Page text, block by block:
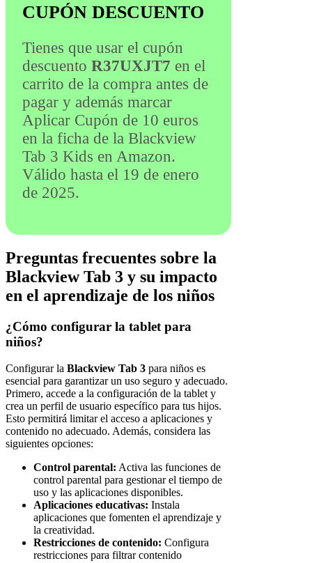
CUPÓN DESCUENTO
Tienes que usar el cupón
descuento R37UXJT7 en el
carrito de la compra antes de
pagar y además marcar
Aplicar Cupón de 10 euros
en la ficha de la Blackview
Tab 3 Kids en Amazon.
Válido hasta el 19 de enero
de 2025.
Preguntas frecuentes sobre la
Blackview Tab 3 y su impacto
en el aprendizaje de los niños
¿Cómo configurar la tablet para
niños?
Configurar la Blackview Tab 3 para niños es
esencial para garantizar un uso seguro y adecuado.
Primero, accede a la configuración de la tablet y
crea un perfil de usuario específico para tus hijos.
Esto permitirá limitar el acceso a aplicaciones y
contenido no adecuado. Además, considera las
siguientes opciones:
Control parental: Activa las funciones de
control parental para gestionar el tiempo de
uso y las aplicaciones disponibles.
Aplicaciones educativas: Instala
aplicaciones que fomenten el aprendizaje y
la creatividad.
Restricciones de contenido: Configura
restricciones para filtrar contenido